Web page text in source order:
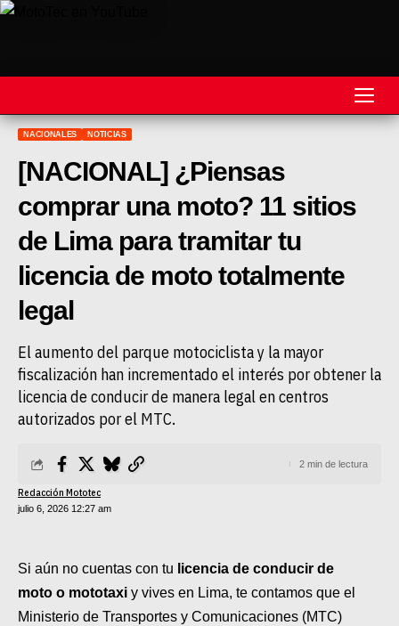
REVISTA
MOTOS
MOTOVELOCIDAD
MOTOCROSS
HARD ENDURO
SUPERCROSS
MOTOS ACUÁTICAS
INTERNACIONALES
NACIONALES
NACIONALES NOTICIAS
[NACIONAL] ¿Piensas
comprar una moto? 11 sitios
de Lima para tramitar tu
licencia de moto totalmente
legal
El aumento del parque motociclista y la mayor
fiscalización han incrementado el interés por obtener la
licencia de conducir de manera legal en centros
autorizados por el MTC.
julio 6, 2026 12:27 am
Redacción Mototec
2 min de lectura
Si aún no cuentas con tu licencia de conducir de
moto o mototaxi y vives en Lima, te contamos que el
Ministerio de Transportes y Comunicaciones (MTC)